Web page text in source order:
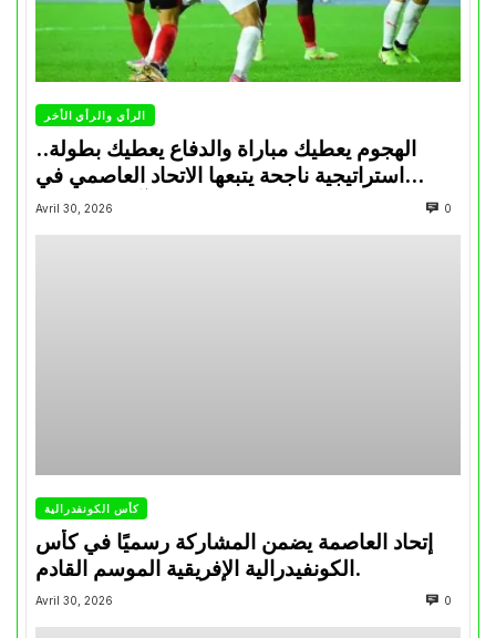
الرأي والرأي الأخر
الهجوم يعطيك مباراة والدفاع يعطيك بطولة..
استراتيجية ناجحة يتبعها الاتحاد العاصمي في
تتويجاته آخر السنوات
Avril 30, 2026 0
كأس الكونفدرالية
إتحاد العاصمة يضمن المشاركة رسميًا في كأس
الكونفيدرالية الإفريقية الموسم القادم.
Avril 30, 2026 0